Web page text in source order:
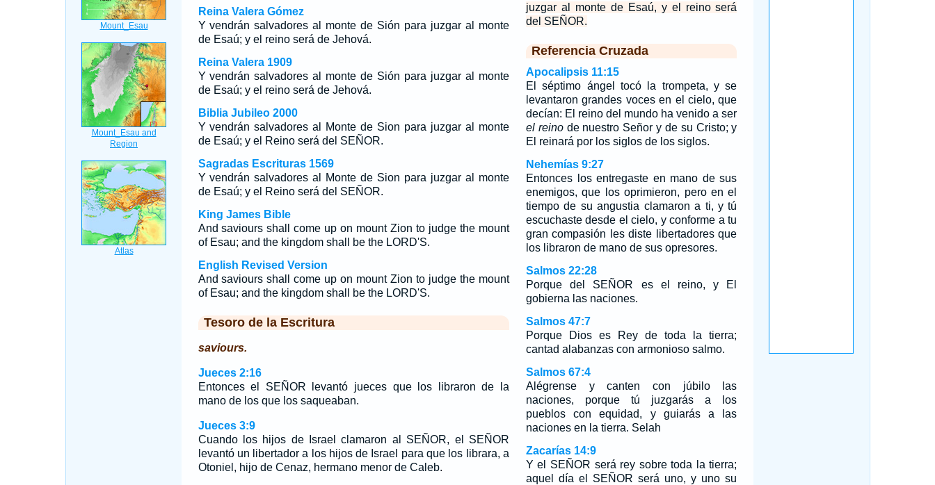
Reina Valera Gómez
Y vendrán salvadores al monte de Sión para juzgar al monte
de Esaú; y el reino será de Jehová.
Reina Valera 1909
Y vendrán salvadores al monte de Sión para juzgar al monte
de Esaú; y el reino será de Jehová.
Biblia Jubileo 2000
Y vendrán salvadores al Monte de Sion para juzgar al monte
de Esaú; y el Reino será del SEÑOR.
Sagradas Escrituras 1569
Y vendrán salvadores al Monte de Sion para juzgar al monte
de Esaú; y el Reino será del SEÑOR.
King James Bible
And saviours shall come up on mount Zion to judge the mount
of Esau; and the kingdom shall be the LORD'S.
English Revised Version
And saviours shall come up on mount Zion to judge the mount
of Esau; and the kingdom shall be the LORD'S.
Tesoro de la Escritura
saviours.
Jueces 2:16
Entonces el SEÑOR levantó jueces que los libraron de la
mano de los que los saqueaban.
Jueces 3:9
Cuando los hijos de Israel clamaron al SEÑOR, el SEÑOR
levantó un libertador a los hijos de Israel para que los librara, a
Otoniel, hijo de Cenaz, hermano menor de Caleb.
juzgar al monte de Esaú, y el reino será
del SEÑOR.
Referencia Cruzada
Apocalipsis 11:15
El séptimo ángel tocó la trompeta, y se
levantaron grandes voces en el cielo, que
decían: El reino del mundo ha venido a ser
el reinode nuestro Señor y de su Cristo; y
El reinará por los siglos de los siglos.
Nehemías 9:27
Entonces los entregaste en mano de sus
enemigos, que los oprimieron, pero en el
tiempo de su angustia clamaron a ti, y tú
escuchaste desde el cielo, y conforme a tu
gran compasión les diste libertadores que
los libraron de mano de sus opresores.
Salmos 22:28
Porque del SEÑOR es el reino, y El
gobierna las naciones.
Salmos 47:7
Porque Dios es Rey de toda la tierra;
cantad alabanzas con armonioso salmo.
Salmos 67:4
Alégrense y canten con júbilo las
naciones, porque tú juzgarás a los
pueblos con equidad, y guiarás a las
naciones en la tierra. Selah
Zacarías 14:9
Y el SEÑOR será rey sobre toda la tierra;
aquel día el SEÑOR será uno, y uno su